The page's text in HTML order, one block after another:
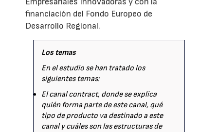
financiación del Fondo Europeo de
Desarrollo Regional.
Los temas
En el estudio se han tratado los
siguientes temas:
El canal contract, donde se explica
quién forma parte de este canal, qué
tipo de producto va destinado a este
canal y cuáles son las estructuras de